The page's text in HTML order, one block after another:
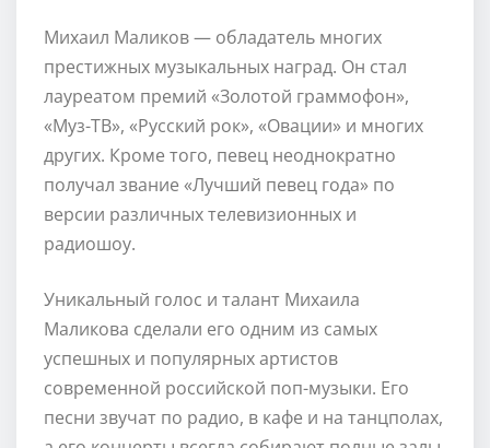
Михаил Маликов — обладатель многих
престижных музыкальных наград. Он стал
лауреатом премий «Золотой граммофон»,
«Муз-ТВ», «Русский рок», «Овации» и многих
других. Кроме того, певец неоднократно
получал звание «Лучший певец года» по
версии различных телевизионных и
радиошоу.
Уникальный голос и талант Михаила
Маликова сделали его одним из самых
успешных и популярных артистов
современной российской поп-музыки. Его
песни звучат по радио, в кафе и на танцполах,